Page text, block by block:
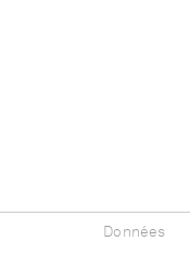
Données